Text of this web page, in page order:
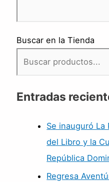
Buscar en la Tienda
Entradas
Se inauguró La
del Libro y la
República
Regresa